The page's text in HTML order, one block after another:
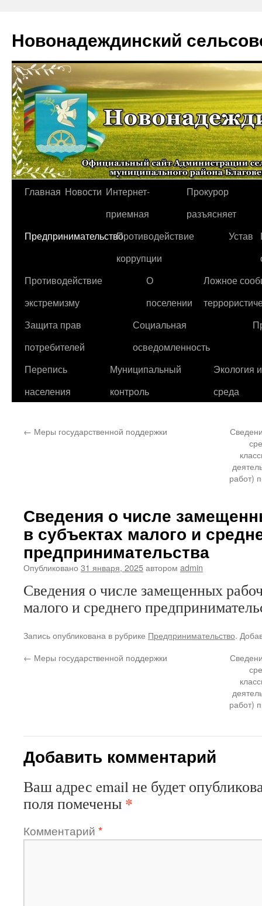
Новонадеждинский
Перейти
содержимому
Главная Новости Интернет-
приемная
Прокурор
разъясняет
ПредпринимательствоПротиводействие
коррупции
Устав
Противодействие
экстремизму
О
поселении
Ложное
Защита прав
потребителей
Социальная
осведомленность
Перепись
населения
Муниципальный
контроль
Экология
среда
← Меры государственной поддержки
работ)
Сведения о числе
в субъектах малого и
предпринимательства
Опубликовано 31 января, 2025автором admin
Сведения о числе замещенных
малого и среднего
Запись опубликована в рубрике Предпринимательство.
← Меры государственной поддержки
работ)
Добавить комментарий
Ваш адрес email не будет
поля помечены *
Комментарий *